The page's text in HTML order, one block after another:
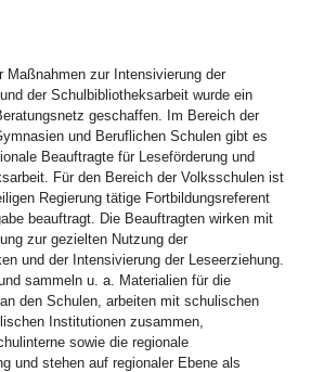
Maßnahmen zur Intensivierung der
der Schulbibliotheksarbeit wurde ein
geschaffen. Im Bereich der
und Beruflichen Schulen gibt es
Beauftragte für Leseförderung und
Für den Bereich der Volksschulen ist
Regierung tätige Fortbildungsreferent
beauftragt. Die Beauftragten wirken mit
zur gezielten Nutzung der
und der Intensivierung der Leseerziehung.
sammeln u. a. Materialien für die
den Schulen, arbeiten mit schulischen
Institutionen zusammen,
sowie die regionale
und stehen auf regionaler Ebene als